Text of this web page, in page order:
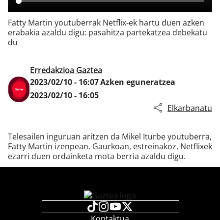
Klisk
Fatty Martin youtuberrak Netflix-ek hartu duen azken
erabakia azaldu digu: pasahitza partekatzea debekatu
du
Erredakzioa Gaztea
2023/02/10 - 16:07Azken eguneratzea
2023/02/10 - 16:05
Elkarbanatu
Telesailen inguruan aritzen da Mikel Iturbe youtuberra,
Fatty Martin izenpean. Gaurkoan, estreinakoz, Netflixek
ezarri duen ordainketa mota berria azaldu digu.